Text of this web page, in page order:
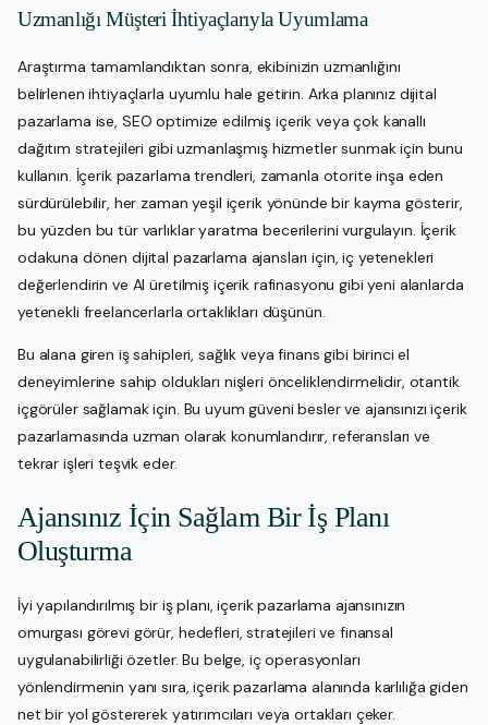
Uzmanlığı Müşteri İhtiyaçlarıyla Uyumlama
Araştırma tamamlandıktan sonra, ekibinizin uzmanlığını
belirlenen ihtiyaçlarla uyumlu hale getirin. Arka planınız dijital
pazarlama ise, SEO optimize edilmiş içerik veya çok kanallı
dağıtım stratejileri gibi uzmanlaşmış hizmetler sunmak için bunu
kullanın. İçerik pazarlama trendleri, zamanla otorite inşa eden
sürdürülebilir, her zaman yeşil içerik yönünde bir kayma gösterir,
bu yüzden bu tür varlıklar yaratma becerilerini vurgulayın. İçerik
odakuna dönen dijital pazarlama ajansları için, iç yetenekleri
değerlendirin ve AI üretilmiş içerik rafinasyonu gibi yeni alanlarda
yetenekli freelancerlarla ortaklıkları düşünün.
Bu alana giren iş sahipleri, sağlık veya finans gibi birinci el
deneyimlerine sahip oldukları nişleri önceliklendirmelidir, otantik
içgörüler sağlamak için. Bu uyum güveni besler ve ajansınızı içerik
pazarlamasında uzman olarak konumlandırır, referansları ve
tekrar işleri teşvik eder.
Ajansınız İçin Sağlam Bir İş Planı
Oluşturma
İyi yapılandırılmış bir iş planı, içerik pazarlama ajansınızın
omurgası görevi görür, hedefleri, stratejileri ve finansal
uygulanabilirliği özetler. Bu belge, iç operasyonları
yönlendirmenin yanı sıra, içerik pazarlama alanında karlılığa giden
net bir yol göstererek yatırımcıları veya ortakları çeker.